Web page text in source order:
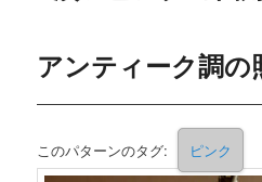
アンティーク調の
このパターンのタグ: ピンク